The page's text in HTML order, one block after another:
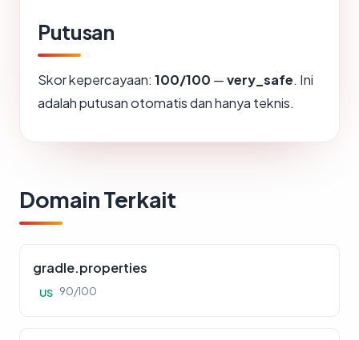
Putusan
Skor kepercayaan: 100/100 —very_safe. Ini
adalah putusan otomatis dan hanya teknis.
Domain Terkait
gradle.properties
US 90/100